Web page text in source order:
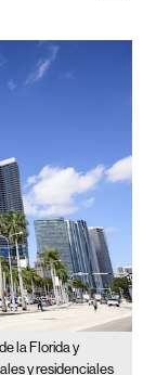
la Florida y
y residenciales